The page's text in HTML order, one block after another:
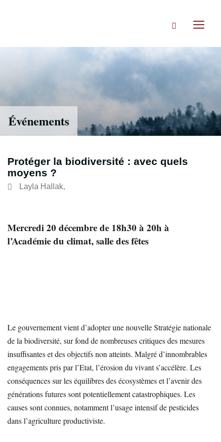
Rechercher
Événements
Protéger la biodiversité : avec quels
moyens ?
Layla Hallak,
Mercredi 20 décembre de 18h30 à 20h à
l’Académie du climat, salle des fêtes
Le gouvernement vient d’adopter une nouvelle Stratégie nationale
de la biodiversité, sur fond de nombreuses critiques des mesures
insuffisantes et des objectifs non atteints. Malgré d’innombrables
engagements pris par l’Etat, l’érosion du vivant s’accélère. Les
conséquences sur les équilibres des écosystèmes et l’avenir des
générations futures sont potentiellement catastrophiques. Les
causes sont connues, notamment l’usage intensif de pesticides
dans l’agriculture productiviste.